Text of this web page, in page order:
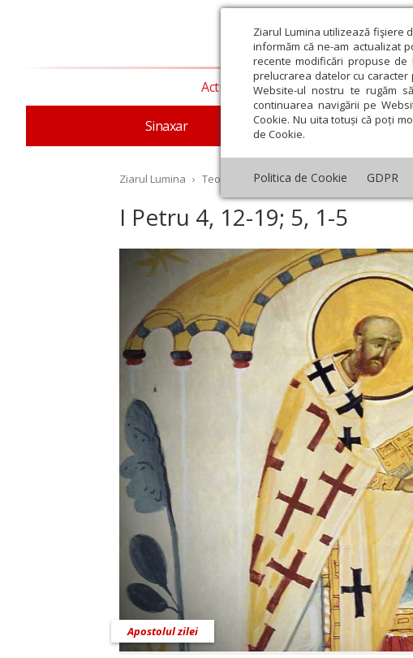
Ziarul Lumina utilizează fişiere
informăm că ne-am actualizat
recente modificări propuse de
prelucrarea datelor cu
Website-ul nostru te rugăm
continuarea navigării pe
Cookie. Nu uita totuși că poți
de Cookie.
Politica de Cookie GDPR
Actualitate religioasă Teologie
Sinaxar Apostolul zilei Evanghelia
Ziarul Lumina › Teologie și spiritualitate › Apostolul zilei
I Petru 4, 12-19; 5, 1-5
Apostolul zilei